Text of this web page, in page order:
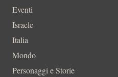
Eventi
Israele
Italia
Mondo
Personaggi e Storie